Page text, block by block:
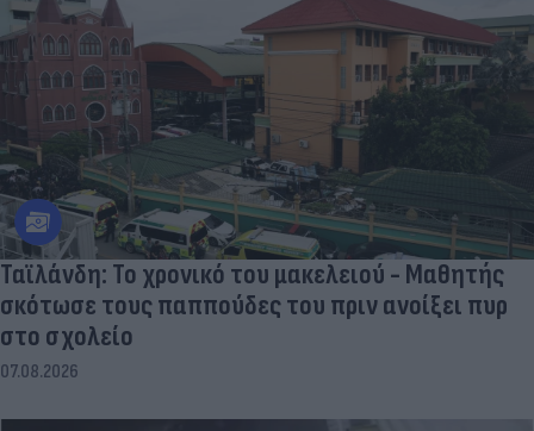
Ταϊλάνδη: Το χρονικό του μακελειού - Μαθητής
σκότωσε τους παππούδες του πριν ανοίξει πυρ
στο σχολείο
07.08.2026